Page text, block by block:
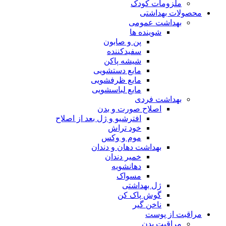
ملزومات کودک
محصولات بهداشتی
بهداشت عمومی
شوینده ها
پن و صابون
سفیدکننده
شیشه پاکن
مایع دستشویی
مایع ظرفشویی
مایع لباسشویی
بهداشت فردی
اصلاح صورت و بدن
افترشیو و ژل بعد از اصلاح
خود تراش
موم و وکس
بهداشت دهان و دندان
خمیر دندان
دهانشویه
مسواک
ژل بهداشتی
گوش پاک کن
ناخن گیر
مراقبت از پوست
مراقبت بدن